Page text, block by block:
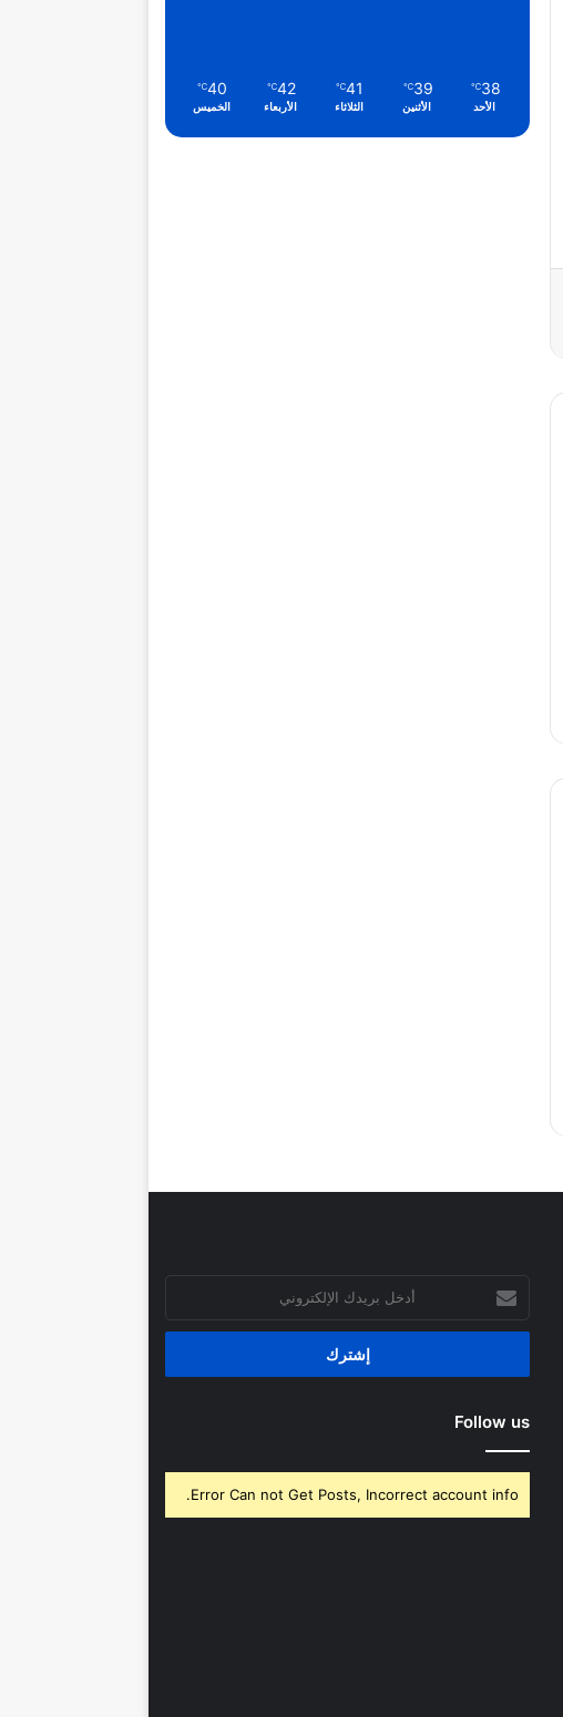
38
℃
الأحد
39
℃
الأثنين
41
℃
الثلاثاء
42
℃
الأربعاء
40
℃
الخميس
بريدك
الإلكتروني
Follow us
Error Can not Get Posts, Incorrect account info.